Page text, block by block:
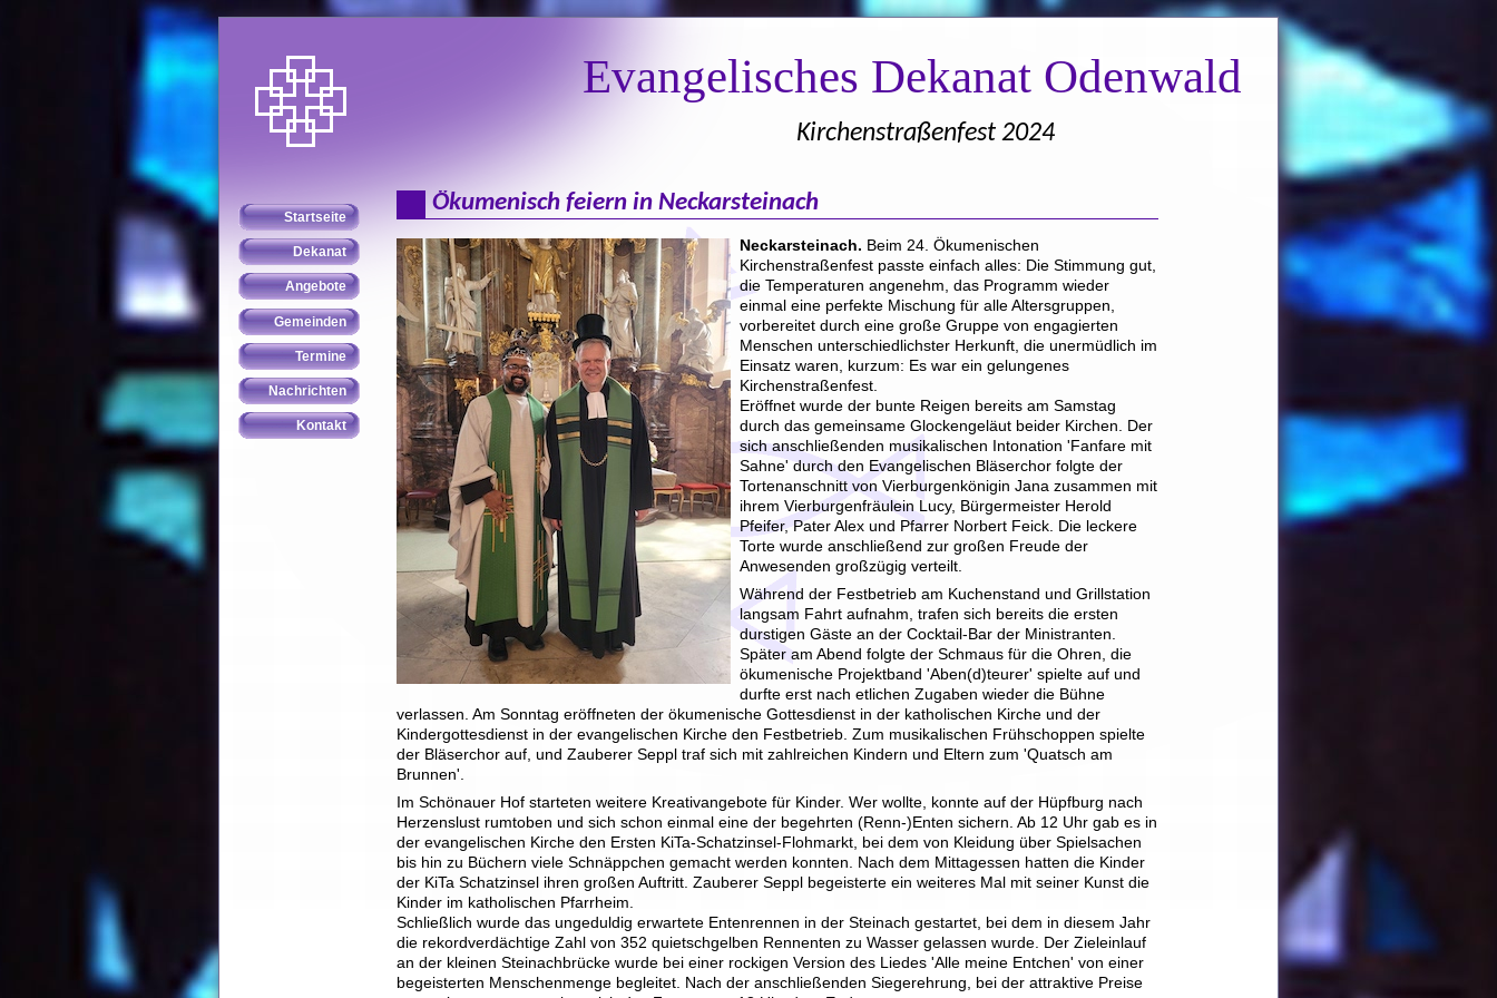
Evangelisches Dekanat Odenwald
Kirchenstraßenfest 2024
Ökumenisch feiern in Neckarsteinach
Neckarsteinach. Beim 24. Ökumenischen
Kirchenstraßenfest passte einfach alles: Die Stimmung gut,
die Temperaturen angenehm, das Programm wieder
einmal eine perfekte Mischung für alle Altersgruppen,
vorbereitet durch eine große Gruppe von engagierten
Menschen unterschiedlichster Herkunft, die unermüdlich im
Einsatz waren, kurzum: Es war ein gelungenes
Kirchenstraßenfest.
Eröffnet wurde der bunte Reigen bereits am Samstag
durch das gemeinsame Glockengeläut beider Kirchen. Der
sich anschließenden musikalischen Intonation 'Fanfare mit
Sahne' durch den Evangelischen Bläserchor folgte der
Tortenanschnitt von Vierburgenkönigin Jana zusammen mit
ihrem Vierburgenfräulein Lucy, Bürgermeister Herold
Pfeifer, Pater Alex und Pfarrer Norbert Feick. Die leckere
Torte wurde anschließend zur großen Freude der
Anwesenden großzügig verteilt.
Während der Festbetrieb am Kuchenstand und Grillstation
langsam Fahrt aufnahm, trafen sich bereits die ersten
durstigen Gäste an der Cocktail-Bar der Ministranten.
Später am Abend folgte der Schmaus für die Ohren, die
ökumenische Projektband 'Aben(d)teurer' spielte auf und
durfte erst nach etlichen Zugaben wieder die Bühne
verlassen. Am Sonntag eröffneten der ökumenische Gottesdienst in der katholischen Kirche und der
Kindergottesdienst in der evangelischen Kirche den Festbetrieb. Zum musikalischen Frühschoppen spielte
der Bläserchor auf, und Zauberer Seppl traf sich mit zahlreichen Kindern und Eltern zum 'Quatsch am
Brunnen'.
Im Schönauer Hof starteten weitere Kreativangebote für Kinder. Wer wollte, konnte auf der Hüpfburg nach
Herzenslust rumtoben und sich schon einmal eine der begehrten (Renn-)Enten sichern. Ab 12 Uhr gab es in
der evangelischen Kirche den Ersten KiTa-Schatzinsel-Flohmarkt, bei dem von Kleidung über Spielsachen
bis hin zu Büchern viele Schnäppchen gemacht werden konnten. Nach dem Mittagessen hatten die Kinder
der KiTa Schatzinsel ihren großen Auftritt. Zauberer Seppl begeisterte ein weiteres Mal mit seiner Kunst die
Kinder im katholischen Pfarrheim.
Schließlich wurde das ungeduldig erwartete Entenrennen in der Steinach gestartet, bei dem in diesem Jahr
die rekordverdächtige Zahl von 352 quietschgelben Rennenten zu Wasser gelassen wurde. Der Zieleinlauf
an der kleinen Steinachbrücke wurde bei einer rockigen Version des Liedes 'Alle meine Entchen' von einer
begeisterten Menschenmenge begleitet. Nach der anschließenden Siegerehrung, bei der attraktive Preise